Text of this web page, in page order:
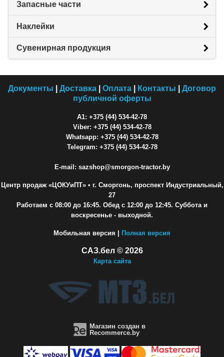
Запасные части
Наклейки
Сувенирная продукция
Документы Доставка Оплата Контакты
Договор
публичной оферты
A1: +375 (44) 534-42-78
Viber: +375 (44) 534-42-78
Whatsapp: +375 (44) 534-42-78
Telegram: +375 (44) 534-42-78
E-mail: sazshop@smorgon-tractor.by
Центр продаж «ЦОКУиПТ»• г. Сморгонь, проспект Индустриальный,
27
Работаем с 08:00 до 16:45. Обед с 12:00 до 12:45. Суббота и
воскресенье - выходной.
Мобильная версия | Полная версия
САЗ.бел © 2026
Карта сайта
Магазин создан в
Recommerce.by